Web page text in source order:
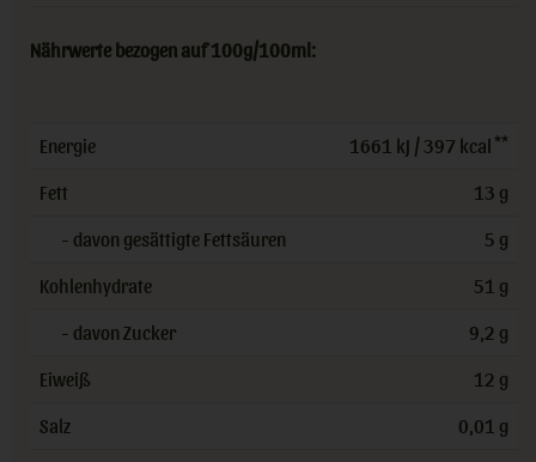
Nährwerte bezogen auf 100g/100ml:
Energie 1661 kJ / 397 kcal**
Fett 13 g
- davon gesättigte Fettsäuren 5 g
Kohlenhydrate 51 g
- davon Zucker 9,2 g
Eiweiß 12 g
Salz 0,01 g